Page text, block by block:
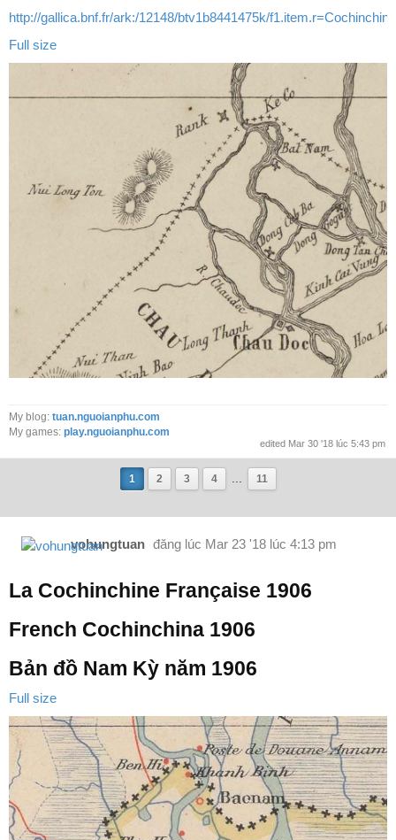
http://gallica.bnf.fr/ark:/12148/btv1b8441475k/
Full size
My blog: tuan.nguoianphu.com
My games: play.nguoianphu.com
edited Mar 30 '18 lúc 5:43 pm
1 2 3 4 11
vohungtuan đăng lúc Mar 23 '18 lúc 4:13 pm
La Cochinchine Française 1906
French Cochinchina 1906
Bản đồ Nam Kỳ năm 1906
Full size